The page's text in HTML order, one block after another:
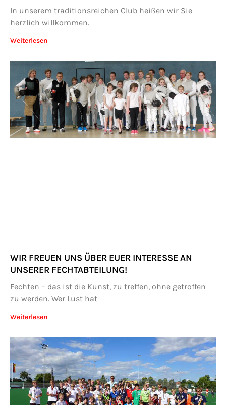
In unserem traditionsreichen Club heißen wir Sie
herzlich willkommen.
Weiterlesen
WIR FREUEN UNS ÜBER EUER INTERESSE AN
UNSERER FECHTABTEILUNG!
Fechten – das ist die Kunst, zu treffen, ohne getroffen
zu werden. Wer Lust hat
Weiterlesen